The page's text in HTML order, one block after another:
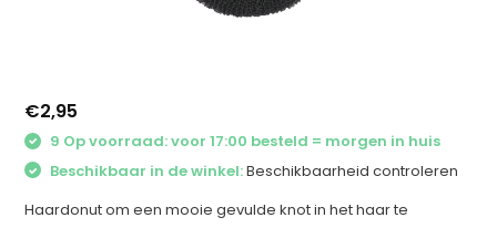
€2,95
9 Op voorraad: voor 17:00 besteld = morgen in huis
Beschikbaar in de winkel:Beschikbaarheid controleren
Haardonut om een mooie gevulde knot in het haar te